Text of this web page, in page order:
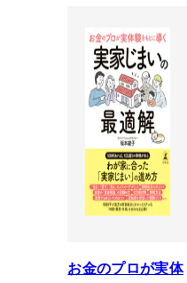
お金のプロが実体